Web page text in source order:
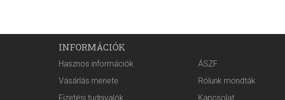
INFORMÁCIÓK
Hasznos információk
ÁSZF
Vásárlás menete
Rólunk mondták
Fizetési tudnivalók
Kapcsolat